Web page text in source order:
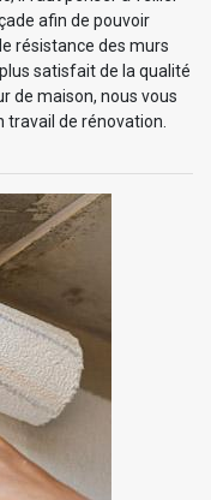
afin de pouvoir
résistance des murs
satisfait de la qualité
de maison, nous vous
de rénovation.